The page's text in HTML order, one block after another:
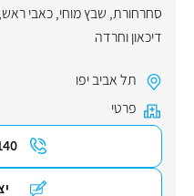
סחרחורת, שבץ מוחי,כאבי ראש,
דיכאון וחרדה
תל אביב יפו
פרטי